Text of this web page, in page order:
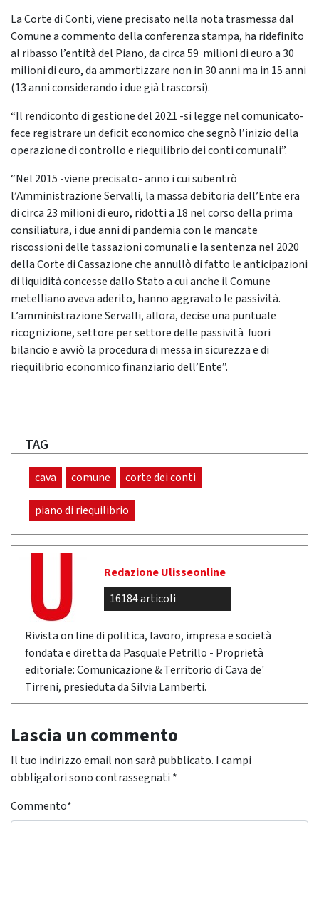
La Corte di Conti, viene precisato nella nota trasmessa dal
Comune a commento della conferenza stampa, ha ridefinito
al ribasso l’entità del Piano, da circa 59 milioni di euro a 30
milioni di euro, da ammortizzare non in 30 anni ma in 15 anni
(13 anni considerando i due già trascorsi).
“Il rendiconto di gestione del 2021 -si legge nel comunicato-
fece registrare un deficit economico che segnò l’inizio della
operazione di controllo e riequilibrio dei conti comunali”.
“Nel 2015 -viene precisato- anno i cui subentrò
l’Amministrazione Servalli, la massa debitoria dell’Ente era
di circa 23 milioni di euro, ridotti a 18 nel corso della prima
consiliatura, i due anni di pandemia con le mancate
riscossioni delle tassazioni comunali e la sentenza nel 2020
della Corte di Cassazione che annullò di fatto le anticipazioni
di liquidità concesse dallo Stato a cui anche il Comune
metelliano aveva aderito, hanno aggravato le passività.
L’amministrazione Servalli, allora, decise una puntuale
ricognizione, settore per settore delle passività fuori
bilancio e avviò la procedura di messa in sicurezza e di
riequilibrio economico finanziario dell’Ente”.
TAG
cava comune corte dei conti
piano di riequilibrio
Redazione Ulisseonline
16184 articoli
Rivista on line di politica, lavoro, impresa e società
fondata e diretta da Pasquale Petrillo - Proprietà
editoriale: Comunicazione & Territorio di Cava de'
Tirreni, presieduta da Silvia Lamberti.
Lascia un commento
Il tuo indirizzo email non sarà pubblicato. I campi
obbligatori sono contrassegnati *
Commento*